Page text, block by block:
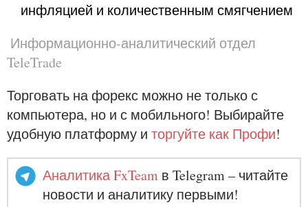
инфляцией и количественным смягчением
Информационно-аналитический отдел
TeleTrade
Торговать на форекс можно не только с
компьютера, но и с мобильного! Выбирайте
удобную платформу и торгуйте как Профи!
Аналитика FxTeam в Telegram – читайте
новости и аналитику первыми!